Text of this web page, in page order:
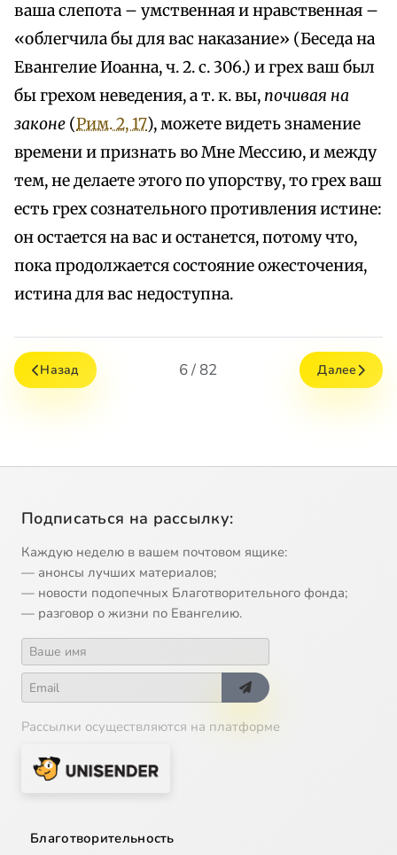
ваша слепота – умственная и нравственная –
«облегчила бы для вас наказание» (Беседа на
Евангелие Иоанна, ч. 2. с. 306.) и грех ваш был
бы грехом неведения, а т. к. вы, почивая на
законе (Рим. 2, 17), можете видеть знамение
времени и признать во Мне Мессию, и между
тем, не делаете этого по упорству, то грех ваш
есть грех сознательного противления истине:
он остается на вас и останется, потому что,
пока продолжается состояние ожесточения,
истина для вас недоступна.
Назад 6 / 82 Далее
Подписаться на рассылку:
Каждую неделю в вашем почтовом ящике:
— анонсы лучших материалов;
— новости подопечных Благотворительного фонда;
— разговор о жизни по Евангелию.
Рассылки осуществляются на платформе
Благотворительность